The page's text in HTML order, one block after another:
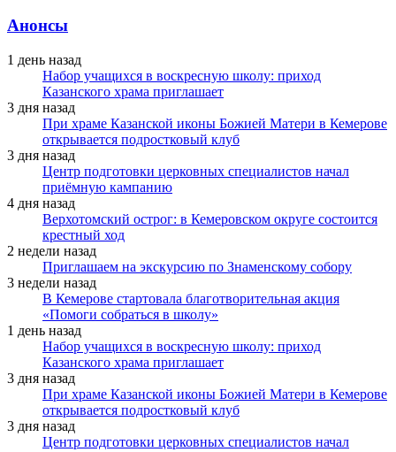
Анонсы
1 день назад
Набор учащихся в воскресную школу: приход
Казанского храма приглашает
3 дня назад
При храме Казанской иконы Божией Матери в Кемерове
открывается подростковый клуб
3 дня назад
Центр подготовки церковных специалистов начал
приёмную кампанию
4 дня назад
Верхотомский острог: в Кемеровском округе состоится
крестный ход
2 недели назад
Приглашаем на экскурсию по Знаменскому собору
3 недели назад
В Кемерове стартовала благотворительная акция
«Помоги собраться в школу»
1 день назад
Набор учащихся в воскресную школу: приход
Казанского храма приглашает
3 дня назад
При храме Казанской иконы Божией Матери в Кемерове
открывается подростковый клуб
3 дня назад
Центр подготовки церковных специалистов начал